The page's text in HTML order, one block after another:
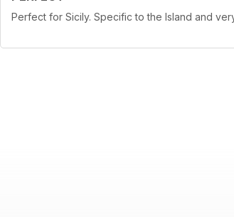
Perfect for Sicily. Specific to the Island and